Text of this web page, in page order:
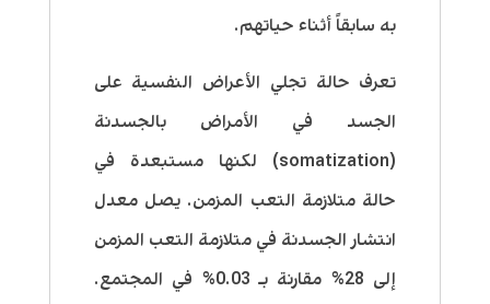
به سابقاً أثناء حياتهم.
تعرف حالة تجلي الأعراض النفسية على
الجسد في الأمراض بالجسدنة
(somatization) لكنها مستبعدة في
حالة متلازمة التعب المزمن. يصل معدل
انتشار الجسدنة في متلازمة التعب المزمن
إلى 28% مقارنة بـ 0.03% في المجتمع.